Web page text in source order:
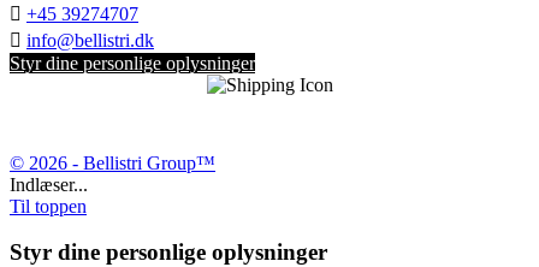
 +45 39274707
 info@bellistri.dk
Styr dine personlige oplysninger
© 2026 - Bellistri Group™
Indlæser...
Til toppen
Styr dine personlige oplysninger